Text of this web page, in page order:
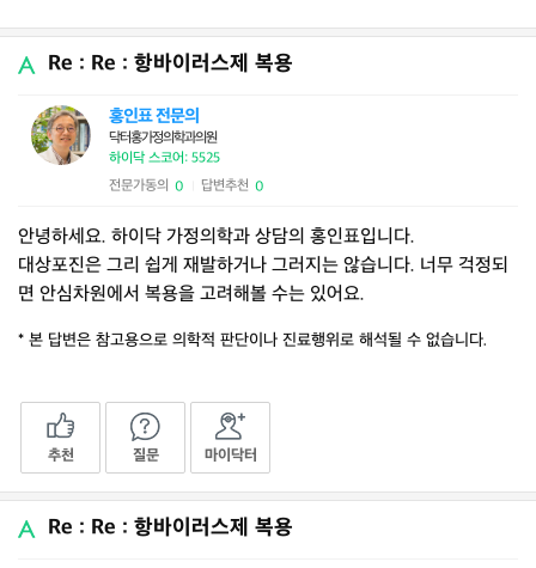
Re : Re : 항바이러스제 복용
홍인표 전문의
닥터홍가정의학과의원
하이닥 스코어: 5525
전문가동의 0 답변추천 0
안녕하세요. 하이닥 가정의학과 상담의 홍인표입니다.
대상포진은 그리 쉽게 재발하거나 그러지는 않습니다. 너무 걱정되
면 안심차원에서 복용을 고려해볼 수는 있어요.
* 본 답변은 참고용으로 의학적 판단이나 진료행위로 해석될 수 없습니다.
추천 질문 마이닥터
Re : Re : 항바이러스제 복용